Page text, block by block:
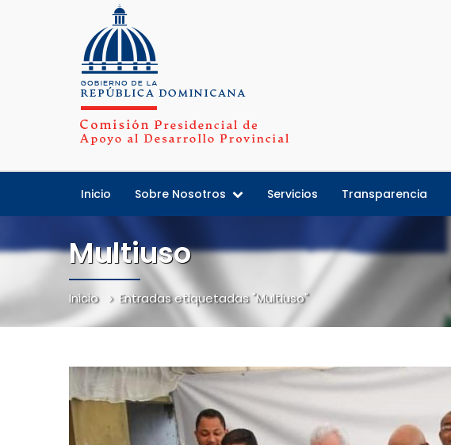
Inicio Sobre Nosotros Servicios Transparencia
Multiuso
Inicio Entradas etiquetadas "Multiuso"